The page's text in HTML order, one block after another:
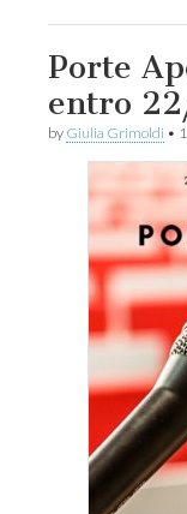
Porte
entro
by Giulia Grimoldi •